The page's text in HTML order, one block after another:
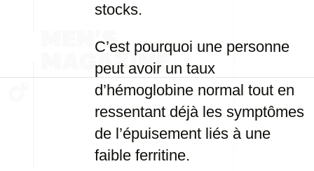
stocks.
C’est pourquoi une personne
peut avoir un taux
d’hémoglobine normal tout en
ressentant déjà les symptômes
de l’épuisement liés à une
faible ferritine.